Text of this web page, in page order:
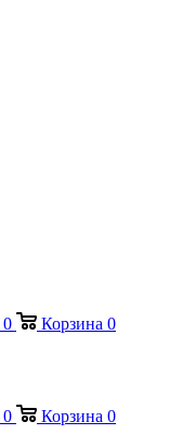
0 Корзина 0
0 Корзина 0